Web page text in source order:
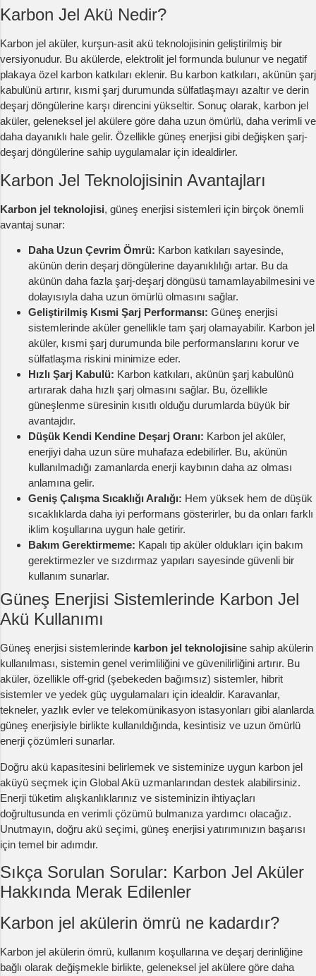
Karbon Jel Akü Nedir?
Karbon jel aküler, kurşun-asit akü teknolojisinin geliştirilmiş bir
versiyonudur. Bu akülerde, elektrolit jel formunda bulunur ve negatif
plakaya özel karbon katkıları eklenir. Bu karbon katkıları, akünün şarj
kabulünü artırır, kısmi şarj durumunda sülfatlaşmayı azaltır ve derin
deşarj döngülerine karşı direncini yükseltir. Sonuç olarak, karbon jel
aküler, geleneksel jel akülere göre daha uzun ömürlü, daha verimli ve
daha dayanıklı hale gelir. Özellikle güneş enerjisi gibi değişken şarj-
deşarj döngülerine sahip uygulamalar için idealdirler.
Karbon Jel Teknolojisinin Avantajları
Karbon jel teknolojisi, güneş enerjisi sistemleri için birçok önemli
avantaj sunar:
Daha Uzun Çevrim Ömrü: Karbon katkıları sayesinde,
akünün derin deşarj döngülerine dayanıklılığı artar. Bu da
akünün daha fazla şarj-deşarj döngüsü tamamlayabilmesini ve
dolayısıyla daha uzun ömürlü olmasını sağlar.
Geliştirilmiş Kısmi Şarj Performansı: Güneş enerjisi
sistemlerinde aküler genellikle tam şarj olamayabilir. Karbon jel
aküler, kısmi şarj durumunda bile performanslarını korur ve
sülfatlaşma riskini minimize eder.
Hızlı Şarj Kabulü: Karbon katkıları, akünün şarj kabulünü
artırarak daha hızlı şarj olmasını sağlar. Bu, özellikle
güneşlenme süresinin kısıtlı olduğu durumlarda büyük bir
avantajdır.
Düşük Kendi Kendine Deşarj Oranı: Karbon jel aküler,
enerjiyi daha uzun süre muhafaza edebilirler. Bu, akünün
kullanılmadığı zamanlarda enerji kaybının daha az olması
anlamına gelir.
Geniş Çalışma Sıcaklığı Aralığı: Hem yüksek hem de düşük
sıcaklıklarda daha iyi performans gösterirler, bu da onları farklı
iklim koşullarına uygun hale getirir.
Bakım Gerektirmeme: Kapalı tip aküler oldukları için bakım
gerektirmezler ve sızdırmaz yapıları sayesinde güvenli bir
kullanım sunarlar.
Güneş Enerjisi Sistemlerinde Karbon Jel
Akü Kullanımı
Güneş enerjisi sistemlerinde karbon jel teknolojisine sahip akülerin
kullanılması, sistemin genel verimliliğini ve güvenilirliğini artırır. Bu
aküler, özellikle off-grid (şebekeden bağımsız) sistemler, hibrit
sistemler ve yedek güç uygulamaları için idealdir. Karavanlar,
tekneler, yazlık evler ve telekomünikasyon istasyonları gibi alanlarda
güneş enerjisiyle birlikte kullanıldığında, kesintisiz ve uzun ömürlü
enerji çözümleri sunarlar.
Doğru akü kapasitesini belirlemek ve sisteminize uygun karbon jel
aküyü seçmek için Global Akü uzmanlarından destek alabilirsiniz.
Enerji tüketim alışkanlıklarınız ve sisteminizin ihtiyaçları
doğrultusunda en verimli çözümü bulmanıza yardımcı olacağız.
Unutmayın, doğru akü seçimi, güneş enerjisi yatırımınızın başarısı
için temel bir adımdır.
Sıkça Sorulan Sorular: Karbon Jel Aküler
Hakkında Merak Edilenler
Karbon jel akülerin ömrü ne kadardır?
Karbon jel akülerin ömrü, kullanım koşullarına ve deşarj derinliğine
bağlı olarak değişmekle birlikte, geleneksel jel akülere göre daha